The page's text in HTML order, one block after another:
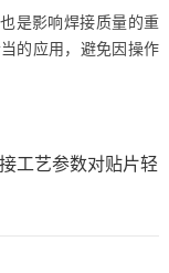
是影响焊接质量的重
的应用，避免因操作
工艺参数对贴片轻